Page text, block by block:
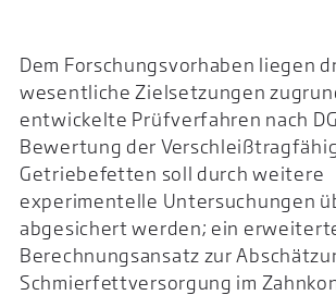
Dem Forschungsvorhaben liegen
wesentliche Zielsetzungen
entwickelte Prüfverfahren nach
Bewertung der
Getriebefetten soll durch weitere
experimentelle Untersuchungen
abgesichert werden; ein
Berechnungsansatz zur
Schmierfettversorgung im